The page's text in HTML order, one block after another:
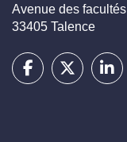
Avenue des facultés
33405 Talence